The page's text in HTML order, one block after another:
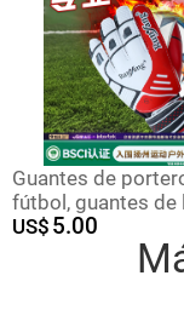
Guantes de
fútbol, guantes de
guantes de portero
adultos, niños,
protección de
US$ 5.00